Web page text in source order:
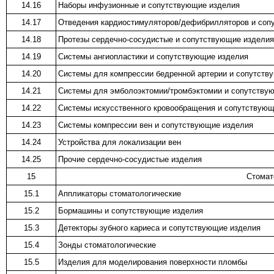
14.16
Наборы инфузионные и сопутствующие изделия
14.17
Отведения кардиостимуляторов/дефибрилляторов и
14.18
Протезы сердечно-сосудистые и сопутствующие изделия
14.19
Системы ангиопластики и сопутствующие изделия
14.20
Системы для компрессии бедренной артерии и
14.21
Системы для эмболоэктомии/тромбэктомии и
14.22
Системы искусственного кровообращения и
14.23
Системы компрессии вен и сопутствующие изделия
14.24
Устройства для локализации вен
14.25
Прочие сердечно-сосудистые изделия
15
15.1
Аппликаторы стоматологические
15.2
Бормашины и сопутствующие изделия
15.3
Детекторы зубного кариеса и сопутствующие изделия
15.4
Зонды стоматологические
15.5
Изделия для моделирования поверхности пломбы